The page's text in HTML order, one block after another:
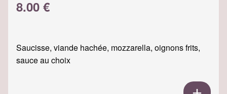
8.00 €
Saucisse, viande hachée, mozzarella, oignons frits,
sauce au choix